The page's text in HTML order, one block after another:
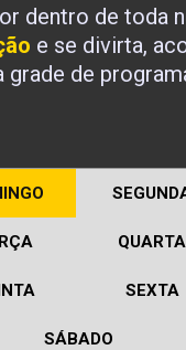
dentro de toda
e se divirta,
grade de
QUARTA
SEXTA
SÁBADO